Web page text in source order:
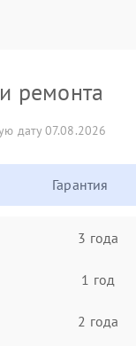
ремонта
дату 07.08.2026
Гарантия
3 года
1 год
2 года